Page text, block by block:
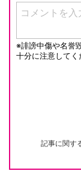
記事に関す